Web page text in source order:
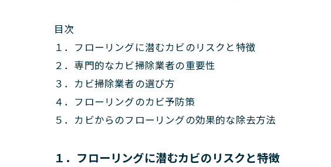
目次
１．フローリングに潜むカビのリスクと特徴
２．専門的なカビ掃除業者の重要性
３．カビ掃除業者の選び方
４．フローリングのカビ予防策
５．カビからのフローリングの効果的な除去方法
１．フローリングに潜むカビのリスクと特徴